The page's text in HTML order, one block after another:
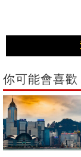
你可能會喜歡